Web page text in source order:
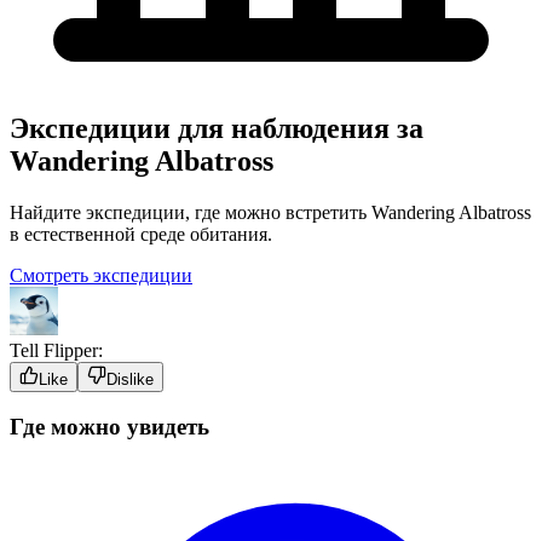
Экспедиции для наблюдения за
Wandering Albatross
Найдите экспедиции, где можно встретить Wandering Albatross
в естественной среде обитания.
Смотреть экспедиции
Tell Flipper:
Like Dislike
Где можно увидеть